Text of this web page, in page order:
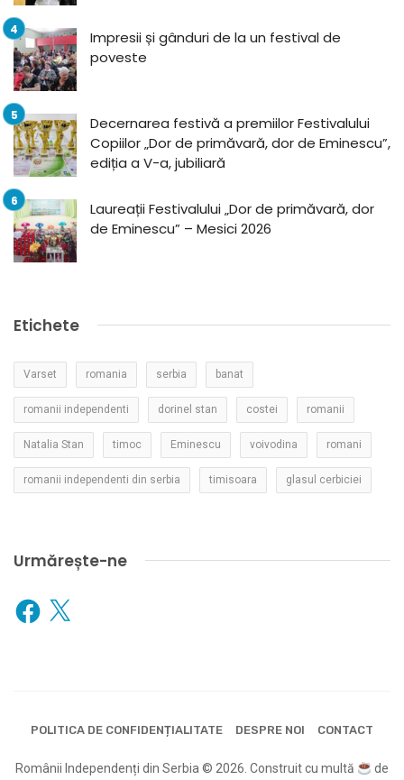
Impresii și gânduri de la un festival de
poveste
Decernarea festivă a premiilor Festivalului
Copiilor „Dor de primăvară, dor de Eminescu”,
ediția a V-a, jubiliară
Laureații Festivalului „Dor de primăvară, dor
de Eminescu” – Mesici 2026
Etichete
Varset romania serbia banat
romanii independenti dorinel stan costei romanii
Natalia Stan timoc Eminescu voivodina romani
romanii independenti din serbia timisoara glasul cerbiciei
Urmărește-ne
Facebook
X
POLITICA DE CONFIDENȚIALITATE DESPRE NOI CONTACT
Românii Independenți din Serbia © 2026. Construit cu multă
de